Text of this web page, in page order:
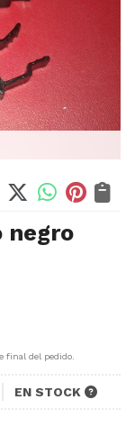
negro
final del pedido.
EN STOCK